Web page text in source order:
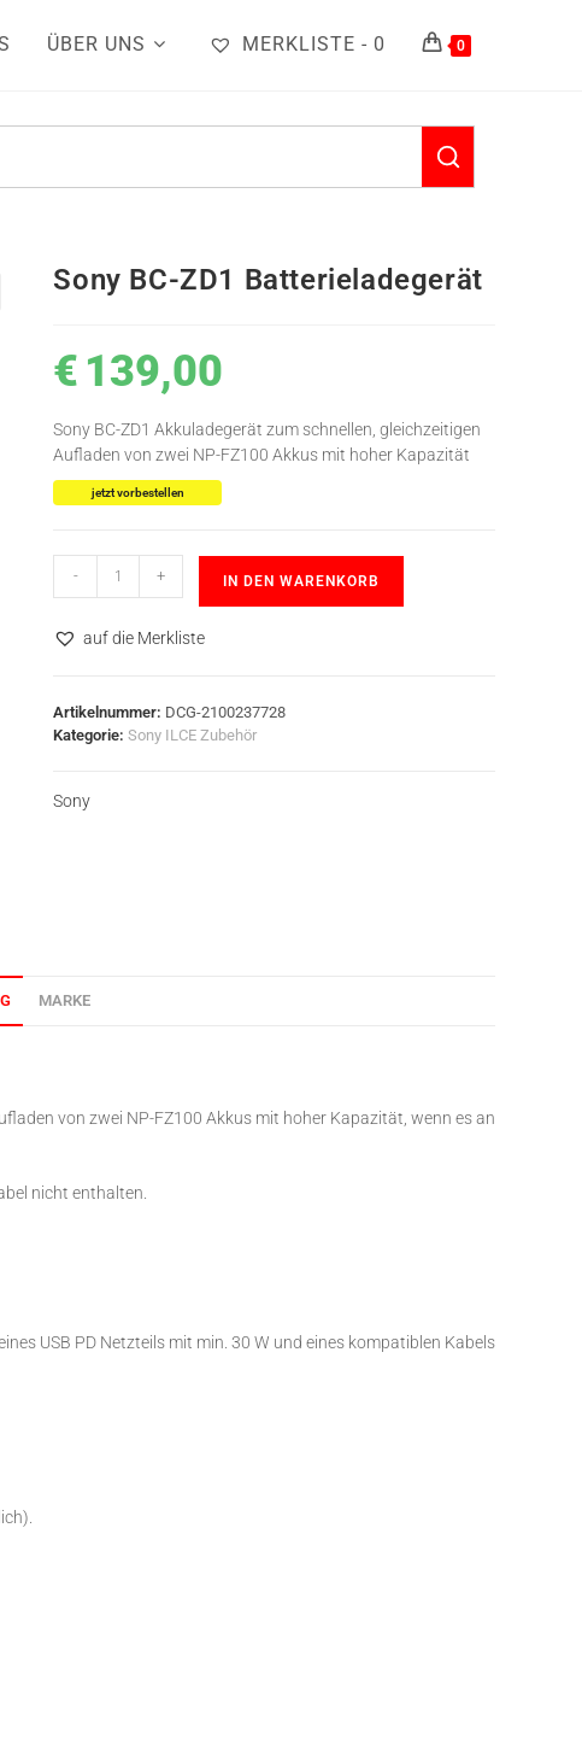
ÜBER UNS MERKLISTE - 0 0
Sony BC-ZD1 Batterieladegerät
€ 139,00
Sony BC-ZD1 Akkuladegerät zum schnellen, gleichzeitigen
Aufladen von zwei NP-FZ100 Akkus mit hoher Kapazität
jetzt vorbestellen
- + IN DEN WARENKORB
auf die Merkliste
Artikelnummer: DCG-2100237728
Kategorie:Sony ILCE Zubehör
Sony
MARKE
von zwei NP-FZ100 Akkus mit hoher Kapazität, wenn es an
nicht enthalten.
USB PD Netzteils mit min. 30 W und eines kompatiblen Kabels